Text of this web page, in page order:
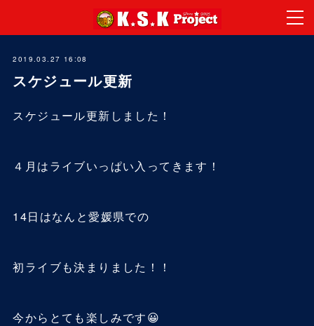
2019.03.27 16:08
スケジュール更新
スケジュール更新しました！
４月はライブいっぱい入ってきます！
14日はなんと愛媛県での
初ライブも決まりました！！
今からとても楽しみです😀